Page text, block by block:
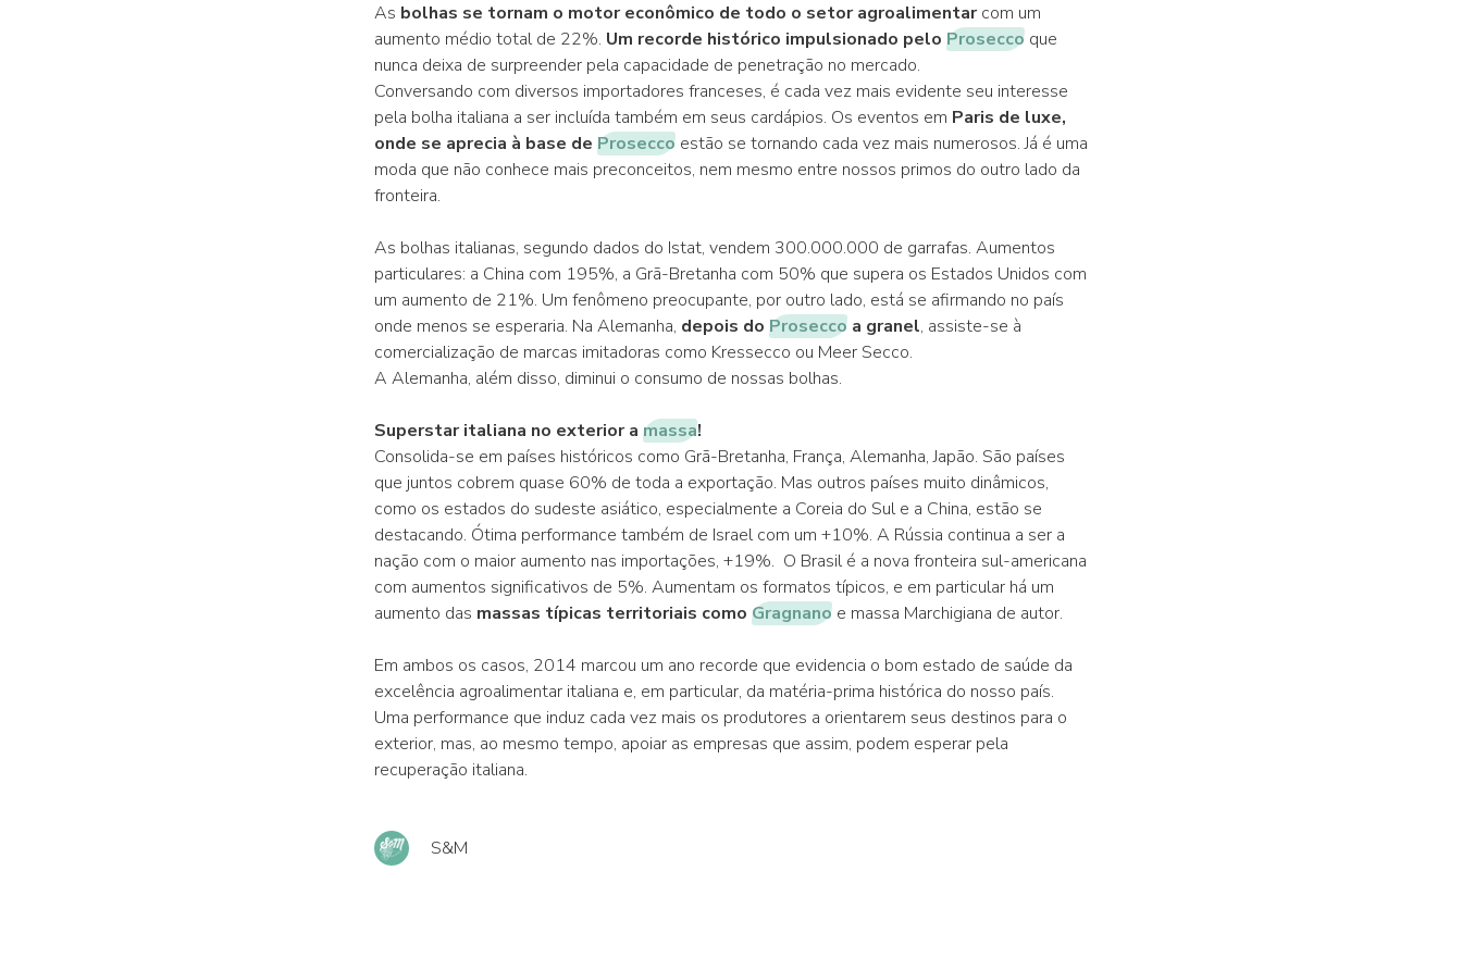
As bolhas se tornam o motor econômico de todo o setor agroalimentarcom um
aumento médio total de 22%. Um recorde histórico impulsionado pelo Proseccoque
nunca deixa de surpreender pela capacidade de penetração no mercado.
Conversando com diversos importadores franceses, é cada vez mais evidente seu interesse
pela bolha italiana a ser incluída também em seus cardápios. Os eventos em Paris de luxe,
onde se aprecia à base de Proseccoestão se tornando cada vez mais numerosos. Já é uma
moda que não conhece mais preconceitos, nem mesmo entre nossos primos do outro lado da
fronteira.
As bolhas italianas, segundo dados do Istat, vendem 300.000.000 de garrafas. Aumentos
particulares: a China com 195%, a Grã-Bretanha com 50% que supera os Estados Unidos com
um aumento de 21%. Um fenômeno preocupante, por outro lado, está se afirmando no país
onde menos se esperaria. Na Alemanha, depois do Proseccoa granel, assiste-se à
comercialização de marcas imitadoras como Kressecco ou Meer Secco.
A Alemanha, além disso, diminui o consumo de nossas bolhas.
Superstar italiana no exterior a massa!
Consolida-se em países históricos como Grã-Bretanha, França, Alemanha, Japão. São países
que juntos cobrem quase 60% de toda a exportação. Mas outros países muito dinâmicos,
como os estados do sudeste asiático, especialmente a Coreia do Sul e a China, estão se
destacando. Ótima performance também de Israel com um +10%. A Rússia continua a ser a
nação com o maior aumento nas importações, +19%. O Brasil é a nova fronteira sul-americana
com aumentos significativos de 5%. Aumentam os formatos típicos, e em particular há um
aumento das massas típicas territoriais como Gragnanoe massa Marchigiana de autor.
Em ambos os casos, 2014 marcou um ano recorde que evidencia o bom estado de saúde da
excelência agroalimentar italiana e, em particular, da matéria-prima histórica do nosso país.
Uma performance que induz cada vez mais os produtores a orientarem seus destinos para o
exterior, mas, ao mesmo tempo, apoiar as empresas que assim, podem esperar pela
recuperação italiana.
S&M